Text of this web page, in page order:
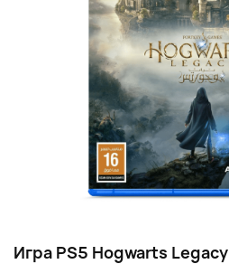
Игра PS5 Hogwarts Legacy